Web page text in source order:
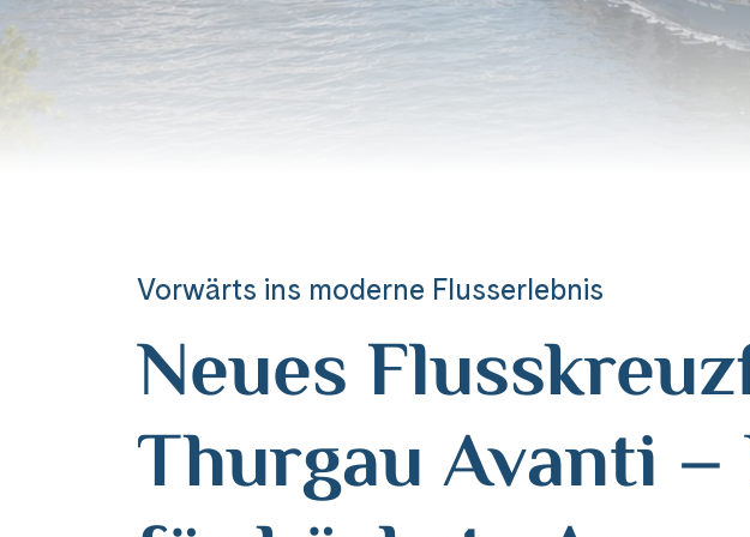
Vorwärts ins moderne Flusserlebnis
Neues
Thurgau Avanti